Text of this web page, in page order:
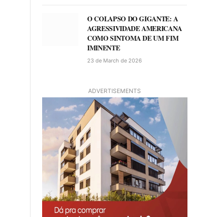
O COLAPSO DO GIGANTE: A
AGRESSIVIDADE AMERICANA
COMO SINTOMA DE UM FIM
IMINENTE
23 de March de 2026
ADVERTISEMENTS